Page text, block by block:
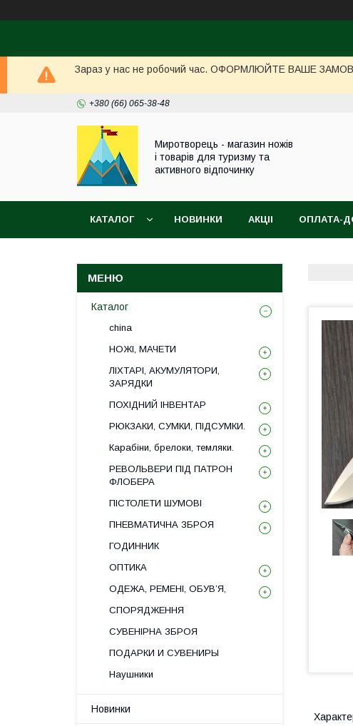
Зараз у нас не робочий час. ОФОРМЛЮЙТЕ ВАШЕ
+380 (66) 065-38-48
Миротворець - магазин ножів
і товарів для туризму та
активного відпочинку
КАТАЛОГ НОВИНКИ АКЦІІ ОПЛАТА-
Каталог
china
НОЖІ, МАЧЕТИ
ЛІХТАРІ, АКУМУЛЯТОРИ,
ЗАРЯДКИ
ПОХІДНИЙ ІНВЕНТАР
РЮКЗАКИ, СУМКИ, ПІДСУМКИ.
Карабіни, брелоки, темляки.
РЕВОЛЬВЕРИ ПІД ПАТРОН
ФЛОБЕРА
ПІСТОЛЕТИ ШУМОВІ
ПНЕВМАТИЧНА ЗБРОЯ
ГОДИННИК
ОПТИКА
ОДЕЖА, РЕМЕНІ, ОБУВ’Я,
СПОРЯДЖЕННЯ
СУВЕНІРНА ЗБРОЯ
ПОДАРКИ И СУВЕНИРЫ
Наушники
Новинки